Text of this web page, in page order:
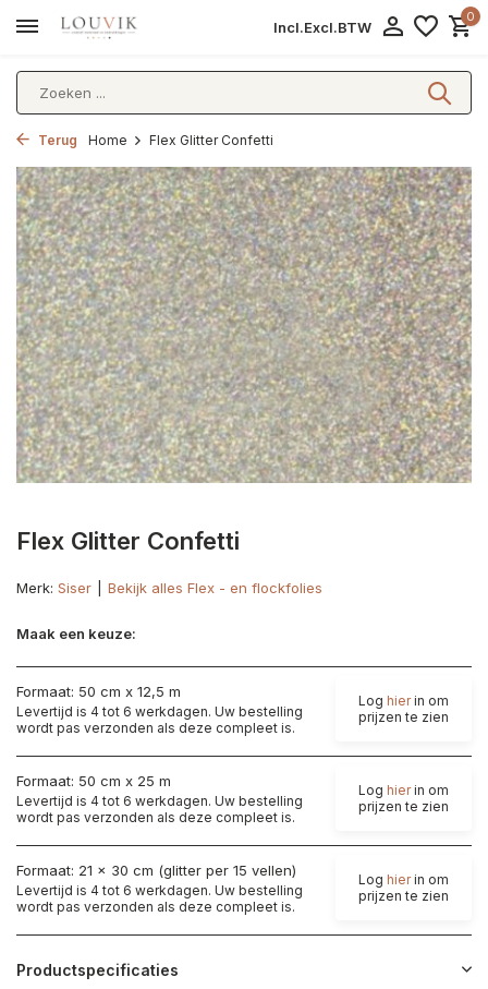
Incl.Excl.BTW
0
Terug Home Flex Glitter Confetti
Flex Glitter Confetti
Merk: Siser Bekijk alles Flex - en flockfolies
Maak een keuze:
Formaat: 50 cm x 12,5 m
Levertijd is 4 tot 6 werkdagen. Uw bestelling
wordt pas verzonden als deze compleet is.
Log hierin om
prijzen te zien
Formaat: 50 cm x 25 m
Levertijd is 4 tot 6 werkdagen. Uw bestelling
wordt pas verzonden als deze compleet is.
Log hierin om
prijzen te zien
Formaat: 21 x 30 cm (glitter per 15 vellen)
Levertijd is 4 tot 6 werkdagen. Uw bestelling
wordt pas verzonden als deze compleet is.
Log hierin om
prijzen te zien
Productspecificaties